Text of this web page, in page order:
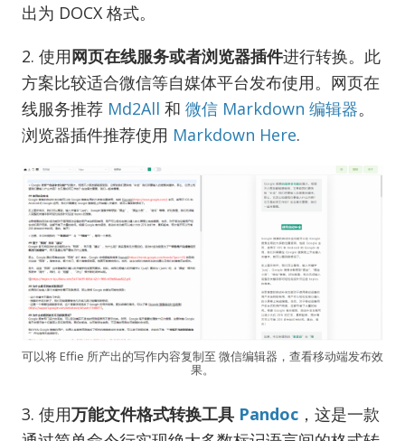
出为 DOCX 格式。
2. 使用网页在线服务或者浏览器插件进行转换。此
方案比较适合微信等自媒体平台发布使用。网页在
线服务推荐 Md2All 和 微信 Markdown 编辑器。
浏览器插件推荐使用 Markdown Here.
可以将 Effie 所产出的写作内容复制至 微信编辑器，查看移动端发布效
果。
3. 使用万能文件格式转换工具 Pandoc ，这是一款